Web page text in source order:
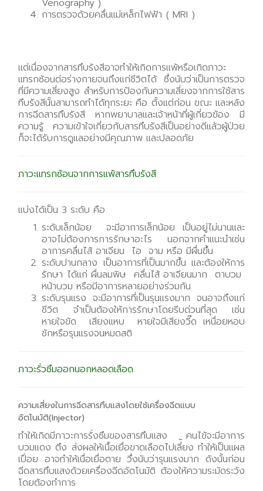
Venography )
การตรวจด้วยคลื่นแม่เหล็กไฟฟ้า ( MRI )
แต่เนื่องจากสารทึบรังสีอาจทำให้เกิดการแพ้หรือเกิดภาวะ
แทรกซ้อนต่อร่างกายจนถึงแก่ชีวิตได้ ซึ่งนับว่าเป็นการตรวจ
ที่มีความเสี่ยงสูง สำหรับการป้องกันความเสี่ยงจากการใช้สาร
ทึบรังสีนั้นสามารถทำได้ทุกระยะ คือ ตั้งแต่ก่อน ขณะ และหลัง
การฉีดสารทึบรังสี หากพยาบาลและเจ้าหน้าที่ผู้เกี่ยวข้อง มี
ความรู้ ความเข้าใจเกี่ยวกับสารทึบรังสีเป็นอย่างดีแล้วผู้ป่วย
ก็จะได้รับการดูแลอย่างมีคุณภาพ และปลอดภัย
ภาวะแทรกซ้อนจากการแพ้สารทึบรังสี
แบ่งได้เป็น 3 ระดับ คือ
ระดับเล็กน้อย จะมีอาการเล็กน้อย เป็นอยู่ไม่นานและ
อาจไม่ต้องการการรักษาอะไร นอกจากคำแนะนำเช่น
อาการคลื่นไส้ อาเจียน ไอ จาม หรือ มีผื่นขึ้น
ระดับปานกลาง เป็นอาการที่เป็นมากขึ้น และต้องให้การ
รักษา ได้แก่ ผื่นลมพิษ คลื่นไส้ อาเจียนมาก ตาบวม
หน้าบวม หรือมีอาการหลายอย่างร่วมกัน
ระดับรุนแรง จะมีอาการที่เป็นรุนแรงมาก จนอาจถึงแก่
ชีวิต จำเป็นต้องให้การรักษาโดยรีบด่วนที่สุด เช่น
หายใจขัด เสียงแหบ หายใจมีเสียงวี๊ด เหนื่อยหอบ
ชักหรือรุนแรงจนหมดสติ
ภาวะรั่วซึมออกนอกหลอดเลือด
ความเสี่ยงในการฉีดสารทึบแสงโดยใช้เครื่องฉีดแบบ
อัตโนมัติ(Injector)
ทำให้เกิดมีภาวะการรั่งซึมของสารทึบแสง คนไข้จะมีอาการ
บวมแดง ตึง ส่งผลให้เนื้อเยื่อขาดเลือดไปเลี่้ยง ทำให้เป็นแผล
เปื่อย อาจทำให้เนื่อเยื่อตาย วึ่งนับว่ารุนแรงมาก ดังนั้นก่อน
ฉีดสารทึบแสงด้วยเครื่องฉีดอัตโนมัติ ต้องให้ความระมัดระวัง
โดยต้องทำการ